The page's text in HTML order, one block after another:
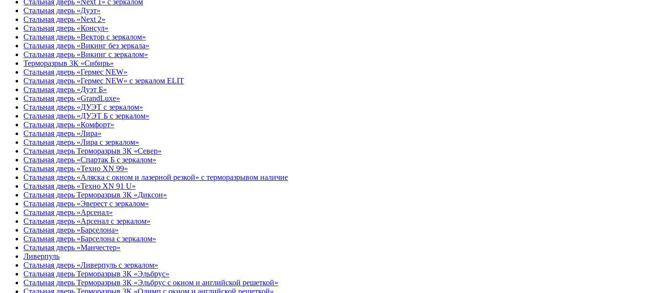
Стальная дверь «Next 1» с зеркалом
Стальная дверь «Дуэт»
Стальная дверь «Next 2»
Стальная дверь «Консул»
Стальная дверь «Вектор с зеркалом»
Стальная дверь «Викинг без зеркала»
Стальная дверь «Викинг c зеркалом»
Терморазрыв 3К «Сибирь»
Стальная дверь «Гермес NEW»
Стальная дверь «Гермес NEW» с зеркалом ELIT
Стальная дверь «Дуэт Б»
Стальная дверь «GrandLuxe»
Стальная дверь «ДУЭТ с зеркалом»
Стальная дверь «ДУЭТ Б с зеркалом»
Стальная дверь «Комфорт»
Стальная дверь «Лира»
Стальная дверь «Лира с зеркалом»
Стальная дверь Терморазрыв 3К «Север»
Стальная дверь «Спартак Б с зеркалом»
Стальная дверь «Техно XN 99»
Стальная дверь «Аляска с окном и лазерной резкой» с терморазрывом наличие
Стальная дверь «Техно XN 91 U»
Стальная дверь Терморазрыв 3К «Диксон»
Стальная дверь «Эверест с зеркалом»
Стальная дверь «Арсенал»
Стальная дверь «Арсенал с зеркалом»
Стальная дверь «Барселона»
Стальная дверь «Барселона с зеркалом»
Стальная дверь «Манчестер»
Ливерпуль
Стальная дверь «Ливерпуль с зеркалом»
Стальная дверь Терморазрыв 3К «Эльбрус»
Стальная дверь Терморазрыв 3К «Эльбрус с окном и английской решеткой»